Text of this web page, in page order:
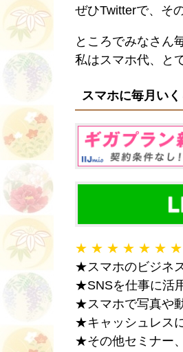
ぜひTwitterで、そ
ところでみなさん
私はスマホ代、と
スマホに毎月い
★ ★ ★ ★ ★ ★
★スマホのビジネ
★SNSを仕事に活
★スマホで写真や
★キャッシュレス
★その他セミナー